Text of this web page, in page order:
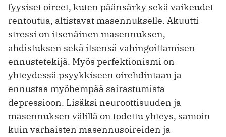
fyysiset oireet, kuten päänsärky sekä vaikeudet
rentoutua, altistavat masennukselle. Akuutti
stressi on itsenäinen masennuksen,
ahdistuksen sekä itsensä vahingoittamisen
ennustetekijä. Myös perfektionismi on
yhteydessä psyykkiseen oirehdintaan ja
ennustaa myöhempää sairastumista
depressioon. Lisäksi neuroottisuuden ja
masennuksen välillä on todettu yhteys, samoin
kuin varhaisten masennusoireiden ja